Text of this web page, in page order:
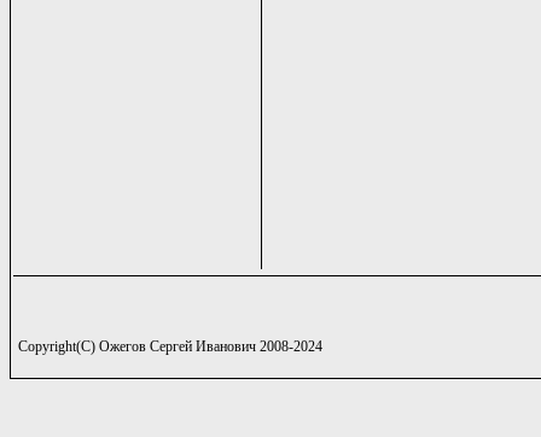
Copyright(C) Ожегов Сергей Иванович 2008-2024